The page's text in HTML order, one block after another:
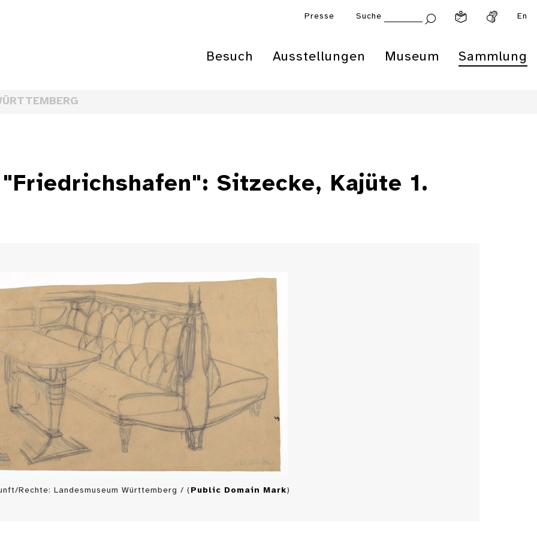
Presse Suche En
Besuch Ausstellungen Museum Sammlung
Sitzecke, Kajüte 1.
Rechte: Landesmuseum Württemberg / ( Public Domain Mark)